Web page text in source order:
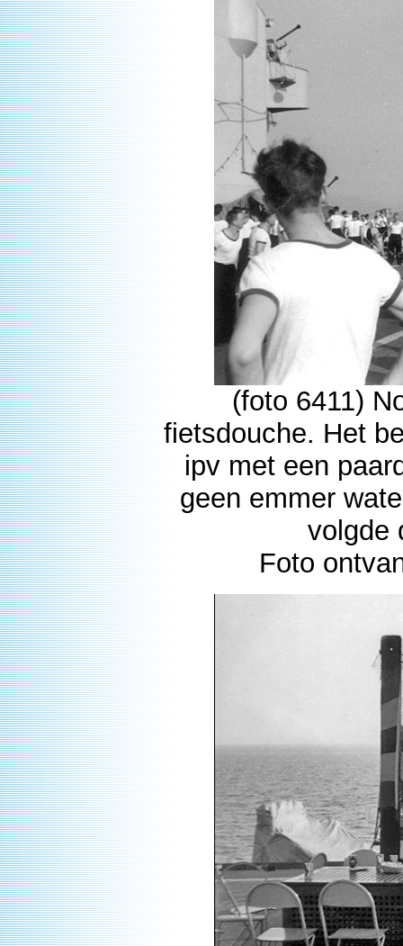
(foto 6411)
fietsdouche. Het
ipv met een
geen emmer
volgde
Foto